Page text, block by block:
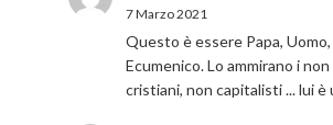
7 Marzo 2021
Questo è essere Papa,
Ecumenico. Lo ammirano i
cristiani, non capitalisti ... lui è